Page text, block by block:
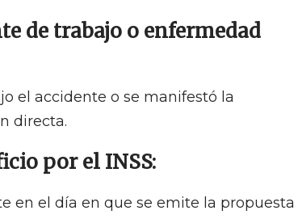
de trabajo o enfermedad
el accidente o se manifestó la
directa.
por el INSS:
en el día en que se emite la propuesta